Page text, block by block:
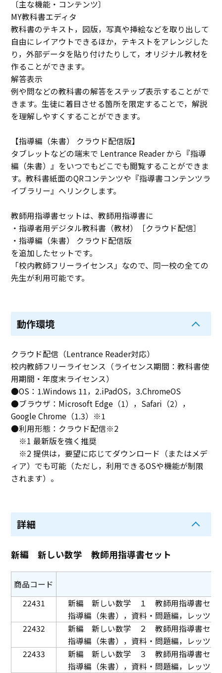
〔主な機能・コンテンツ〕
MY教科書エディタ
教科書のテキスト，図版，写真や挿絵などを取り出して
自由にレイアウトできるほか，テキストをアレンジした
り，外部データを貼り付けたりして，オリジナル教材を
作ることができます。
解答表示
例や問などの教科書の解答をステップ表示することがで
きます。生徒に着目させる箇所を限定することで，解説
を理解しやすくすることができます。
【指導編（朱書） クラウド配信版】
タブレットなどの端末で Lentrance Reader から『指導
編（朱書）』をいつでもどこでも閲覧することができま
す。教科書紙面のQRコンテンツや『指導書コンテンツラ
イブラリー』へリンクします。
教師用指導書セットは、教師用指導書に
・指導者用デジタル教科書（教材）［クラウド配信］
・指導編（朱書） クラウド配信版
を追加したセットです。
「校内教師フリーライセンス」なので、同一校の全ての
先生が利用可能です。
動作環境
クラウド配信（Lentrance Reader対応）
校内教師フリーライセンス（ライセンス期間：教科書使
用期間・年度末ライセンス）
●OS：1.Windows 11，2.iPadOS，3.ChromeOS
●ブラウザ：Microsoft Edge（1），Safari（2），
Google Chrome（1.3）※1
●利用形態：クラウド配信※2
※1 最新版を強く推奨
※2 提供は，要望に応じてダウンロード（またはメデ
ィア）でも可能（ただし，利用できるOSや機能が制限
されます）。
詳細
新編 新しい数学 教師用指導書セット
商品コード
22431
新編 新しい数学 １ 教師用指導書セッ
指導編（朱書），資料・問題編，レッツ
22432
新編 新しい数学 ２ 教師用指導書セッ
指導編（朱書），資料・問題編，レッツ
22433
新編 新しい数学 ３ 教師用指導書セッ
指導編（朱書），資料・問題編，レッツ